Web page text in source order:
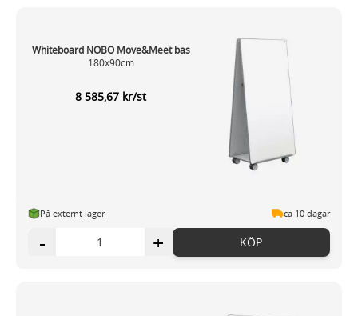
Whiteboard NOBO Move&Meet bas
180x90cm
8 585,67 kr/st
På externt lager ca 10 dagar
- + KÖP